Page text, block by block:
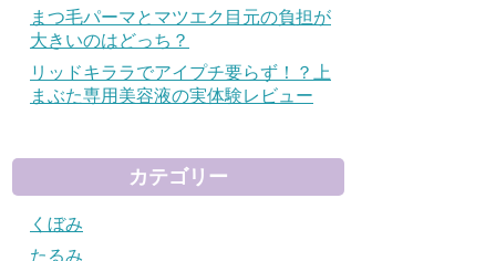
まつ毛パーマとマツエク目元の負担が
大きいのはどっち？
リッドキララでアイプチ要らず！？上
まぶた専用美容液の実体験レビュー
カテゴリー
くぼみ
たるみ